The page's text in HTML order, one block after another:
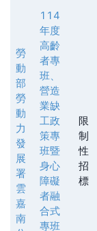
勞
動
部
勞
動
力
發
展
署
雲
嘉
南
114
年度
高齡
者專
班、
營造
業缺
工政
策專
班暨
身心
障礙
者融
合式
專班
限
制
性
招
標